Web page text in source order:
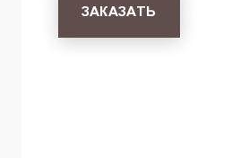
ЗАКАЗАТЬ